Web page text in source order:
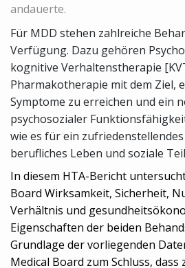
andauerte.
Für MDD stehen zahlreiche
Verfügung. Dazu gehören
kognitive Verhaltenstherapie
Pharmakotherapie mit dem Ziel,
Symptome zu erreichen und ein
psychosozialer
wie es für ein
berufliches Leben und soziale
In diesem HTA-Bericht
Board Wirksamkeit, Sicherheit,
Verhältnis und
Eigenschaften der beiden
Grundlage der vorliegenden
Medical Board zum Schluss,